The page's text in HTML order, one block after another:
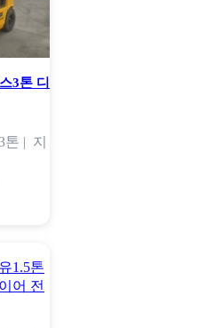
3톤 디
톤 | 지